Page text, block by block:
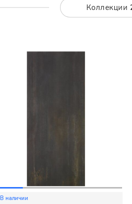
120 x 280
Коллекции
В наличии